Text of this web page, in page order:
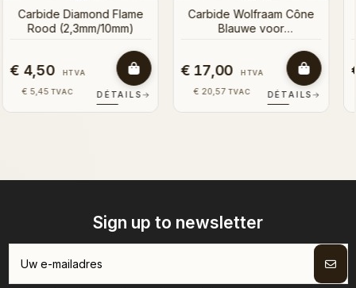
→
€ 4,50 HTVA
€ 5,45 TVAC DÉTAILS →
€ 4,50 HTVA
€ 5,45 TVAC
Sign up to newsletter